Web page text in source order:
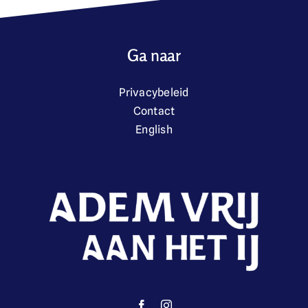
Ga naar
Privacybeleid
Contact
English